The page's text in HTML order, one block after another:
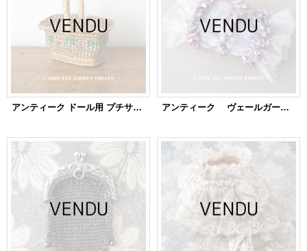
アンティーク ドール用 プチサイズ 薔薇のパニエ ローズパニエ アンティーク ヴェールガールのアクセサリー